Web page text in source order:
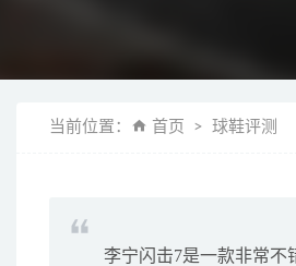
当前位置： 首页 球鞋评测
李宁闪击7是一款非常不